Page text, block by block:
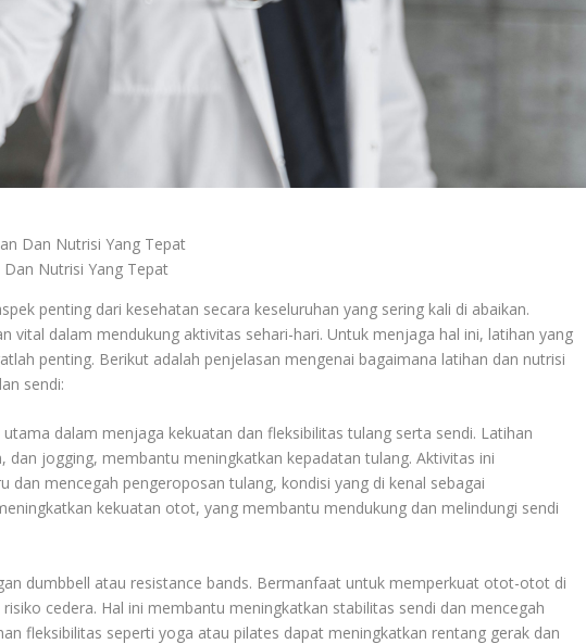
Nutrisi Yang Tepat
penting dari kesehatan secara keseluruhan yang sering kali di abaikan.
vital dalam mendukung aktivitas sehari-hari. Untuk menjaga hal ini, latihan yang
penting. Berikut adalah penjelasan mengenai bagaimana latihan dan nutrisi
sendi:
dalam menjaga kekuatan dan fleksibilitas tulang serta sendi. Latihan
dan jogging, membantu meningkatkan kepadatan tulang. Aktivitas ini
dan mencegah pengeroposan tulang, kondisi yang di kenal sebagai
kekuatan otot, yang membantu mendukung dan melindungi sendi
dumbbell atau resistance bands. Bermanfaat untuk memperkuat otot-otot di
cedera. Hal ini membantu meningkatkan stabilitas sendi dan mencegah
fleksibilitas seperti yoga atau pilates dapat meningkatkan rentang gerak dan